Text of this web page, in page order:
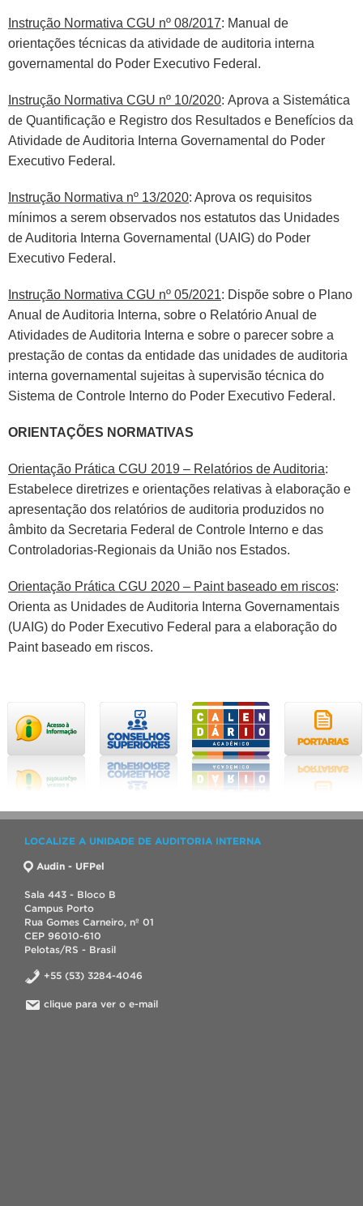
Instrução Normativa CGU nº 08/2017: Manual de
orientações técnicas da atividade de auditoria interna
governamental do Poder Executivo Federal.
Instrução Normativa CGU nº 10/2020: Aprova a Sistemática
de Quantificação e Registro dos Resultados e Benefícios da
Atividade de Auditoria Interna Governamental do Poder
Executivo Federal .
Instrução Normativa nº 13/2020: Aprova os requisitos
mínimos a serem observados nos estatutos das Unidades
de Auditoria Interna Governamental (UAIG) do Poder
Executivo Federal.
Instrução Normativa CGU nº 05/2021: Dispõe sobre o Plano
Anual de Auditoria Interna, sobre o Relatório Anual de
Atividades de Auditoria Interna e sobre o parecer sobre a
prestação de contas da entidade das unidades de auditoria
interna governamental sujeitas à supervisão técnica do
Sistema de Controle Interno do Poder Executivo Federal.
ORIENTAÇÕES NORMATIVAS
Orientação Prática CGU 2019 – Relatórios de Auditoria:
Estabelece diretrizes e orientações relativas à elaboração e
apresentação dos relatórios de auditoria produzidos no
âmbito da Secretaria Federal de Controle Interno e das
Controladorias-Regionais da União nos Estados.
Orientação Prática CGU 2020 – Paint baseado em riscos:
Orienta as Unidades de Auditoria Interna Governamentais
(UAIG) do Poder Executivo Federal para a elaboração do
Paint baseado em riscos.
LOCALIZE A UNIDADE DE AUDITORIA INTERNA
Audin - UFPel
Sala 443 - Bloco B
Campus Porto
Rua Gomes Carneiro, nº 01
CEP 96010-610
Pelotas/RS - Brasil
+55 (53) 3284-4046
clique para ver o e-mail